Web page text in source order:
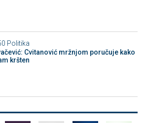
Politika
Cvitanović mržnjom poručuje kako
kršten